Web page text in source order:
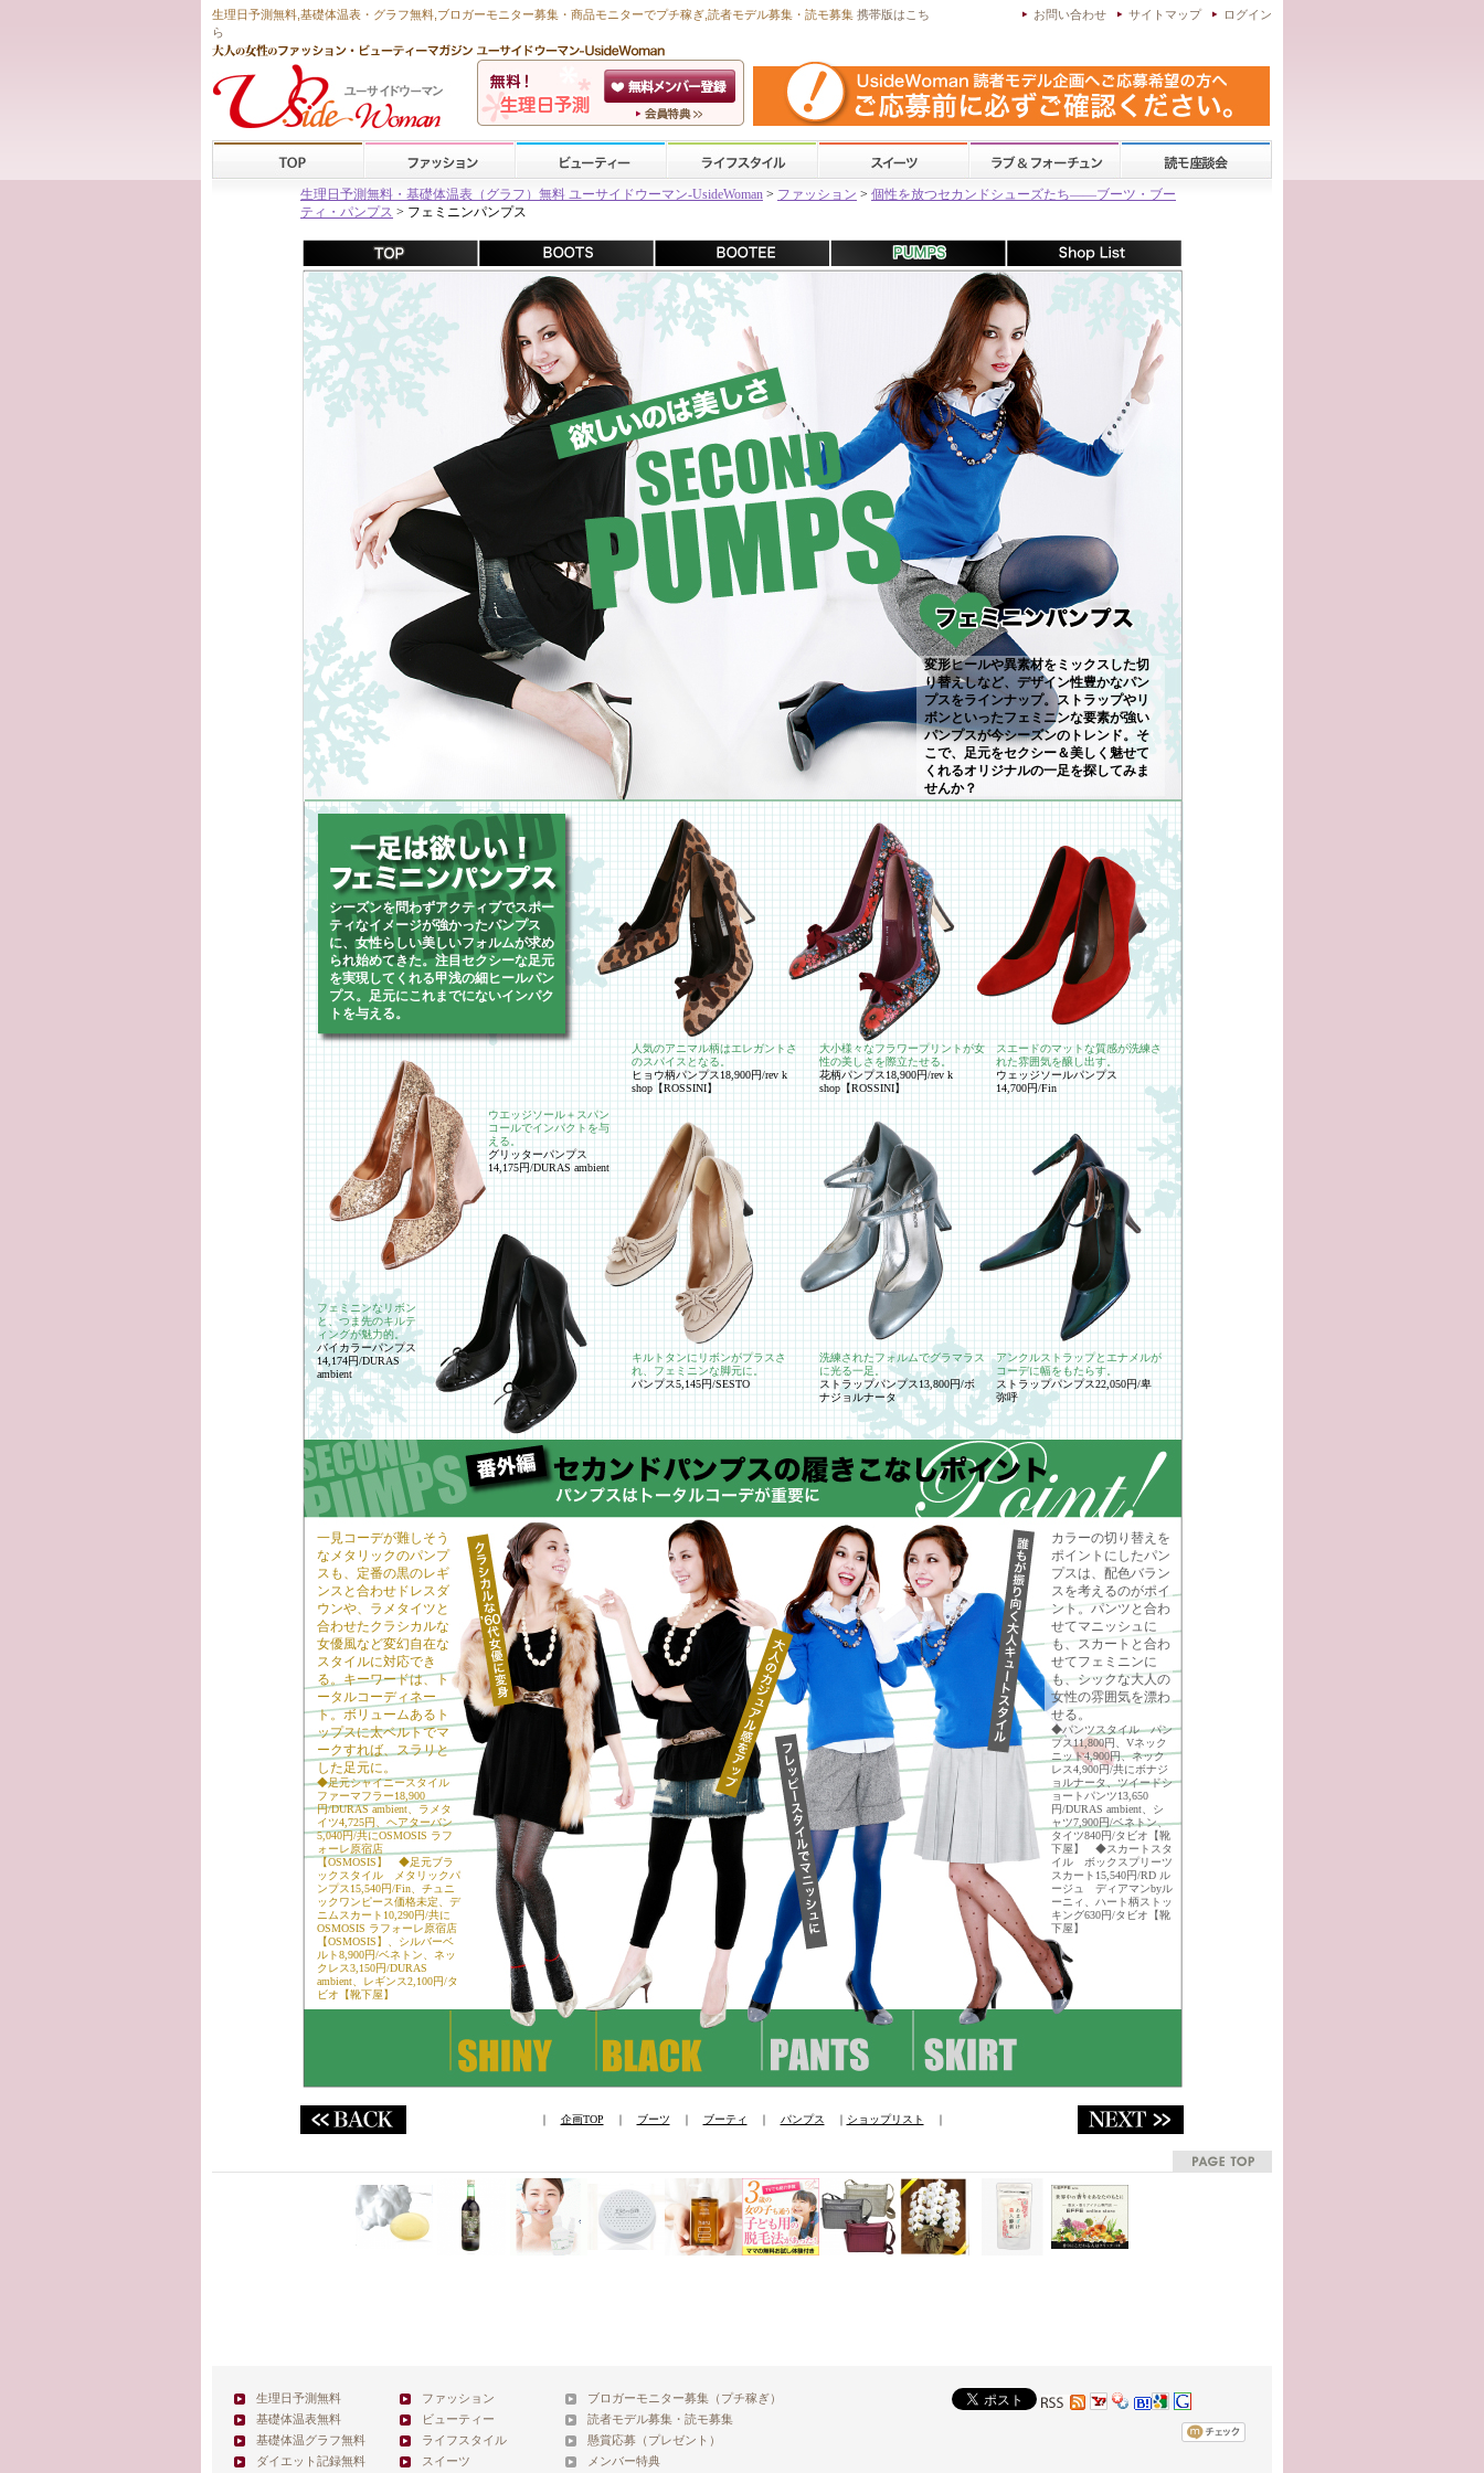
生理日予測無料 基礎体温表・グラフ無料 ,ブロガーモニター募集・商品モニターでプチ稼ぎ ,読者モデル募集・ 読モ募集 携帯版はこち
ら
ログイン
サイトマップ
お問い合わせ
生理日予測無料・基礎体温表（グラフ）無料 ユーサイドウーマン-UsideWoman > ファッション > 個性を放つセカンドシューズたち——ブーツ・ブー
ティ・パンプス > フェミニンパンプス
変形ヒールや異素材をミックスした切
り替えしなど、デザイン性豊かなパン
プスをラインナップ。ストラップやリ
ボンといったフェミニンな要素が強い
パンプスが今シーズンのトレンド。そ
こで、足元をセクシー＆美しく魅せて
くれるオリジナルの一足を探してみま
せんか？
シーズンを問わずアクティブでスポー
ティなイメージが強かったパンプス
に、女性らしい美しいフォルムが求め
られ始めてきた。注目セクシーな足元
を実現してくれる甲浅の細ヒールパン
プス。足元にこれまでにないインパク
トを与える。
ウエッジソール＋スパン
コールでインパクトを与
える。
グリッターパンプス
14,175円/DURAS ambient
人気のアニマル柄はエレガントさ
のスパイスとなる。
ヒョウ柄パンプス18,900円/rev k
shop【ROSSINI】
大小様々なフラワープリントが女
性の美しさを際立たせる。
花柄パンプス18,900円/rev k
shop【ROSSINI】
スエードのマットな質感が洗練さ
れた雰囲気を醸し出す。
ウェッジソールパンプス
14,700円/Fin
フェミニンなリボン
と、つま先のキルテ
ィングが魅力的。
バイカラーパンプス
14,174円/DURAS
ambient
キルトタンにリボンがプラスさ
れ、フェミニンな脚元に。
パンプス5,145円/SESTO
洗練されたフォルムでグラマラス
に光る一足。
ストラップパンプス13,800円/ボ
ナジョルナータ
アンクルストラップとエナメルが
コーデに幅をもたらす。
ストラップパンプス22,050円/卑
弥呼
一見コーデが難しそう
なメタリックのパンプ
スも、定番の黒のレギ
ンスと合わせドレスダ
ウンや、ラメタイツと
合わせたクラシカルな
女優風など変幻自在な
スタイルに対応でき
る。キーワードは、ト
ータルコーディネー
ト。ボリュームあるト
ップスに太ベルトでマ
ークすれば、スラリと
した足元に。
◆足元シャイニースタイル
ファーマフラー18,900
円/DURAS ambient、ラメタ
イツ4,725円、ヘアターバン
5,040円/共にOSMOSIS ラフ
ォーレ原宿店
【OSMOSIS】 ◆足元ブラ
ックスタイル メタリックパ
ンプス15,540円/Fin、チュニ
ックワンピース価格未定、デ
ニムスカート10,290円/共に
OSMOSIS ラフォーレ原宿店
【OSMOSIS】、シルバーベ
ルト8,900円/ベネトン、ネッ
クレス3,150円/DURAS
ambient、レギンス2,100円/タ
ビオ【靴下屋】
カラーの切り替えを
ポイントにしたパン
プスは、配色バラン
スを考えるのがポイ
ント。パンツと合わ
せてマニッシュに
も、スカートと合わ
せてフェミニンに
も、シックな大人の
女性の雰囲気を漂わ
せる。
◆パンツスタイル パン
プス11,800円、Vネック
ニット4,900円、ネック
レス4,900円/共にボナジ
ョルナータ、ツイードシ
ョートパンツ13,650
円/DURAS ambient、シ
ャツ7,900円/ベネトン、
タイツ840円/タビオ【靴
下屋】 ◆スカートスタ
イル ボックスプリーツ
スカート15,540円/RD ル
ージュ ディアマンbyル
ーニィ、ハート柄ストッ
キング630円/タビオ【靴
下屋】
｜ 企画TOP ｜ ブーツ ｜ ブーティ ｜ パンプス ｜ ショップリスト ｜
生理日予測無料
基礎体温表無料
基礎体温グラフ無料
ダイエット記録無料
ファッション
ビューティー
ライフスタイル
スイーツ
ブロガーモニター募集（プチ稼ぎ）
読者モデル募集・読モ募集
懸賞応募（プレゼント）
メンバー特典